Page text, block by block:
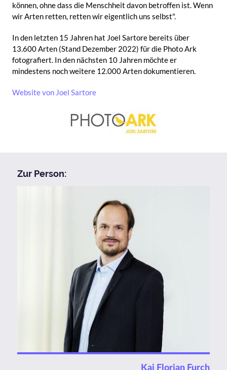
können, ohne dass die Menschheit davon betroffen ist. Wenn
wir Arten retten, retten wir eigentlich uns selbst".
In den letzten 15 Jahren hat Joel Sartore bereits über
13.600 Arten (Stand Dezember 2022) für die Photo Ark
fotografiert. In den nächsten 10 Jahren möchte er
mindestens noch weitere 12.000 Arten dokumentieren.
Website von Joel Sartore
Zur Person:
Kai Florian Furch